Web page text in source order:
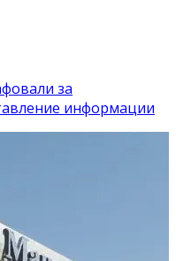
за
информации